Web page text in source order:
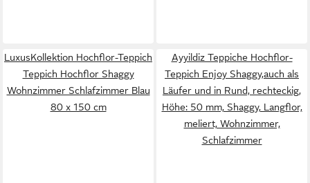
LuxusKollektion Hochflor-Teppich
Teppich Hochflor Shaggy
Wohnzimmer Schlafzimmer Blau
80 x 150 cm
Ayyildiz Teppiche Hochflor-
Teppich Enjoy Shaggy,auch als
Läufer und in Rund, rechteckig,
Höhe: 50 mm, Shaggy, Langflor,
meliert, Wohnzimmer,
Schlafzimmer